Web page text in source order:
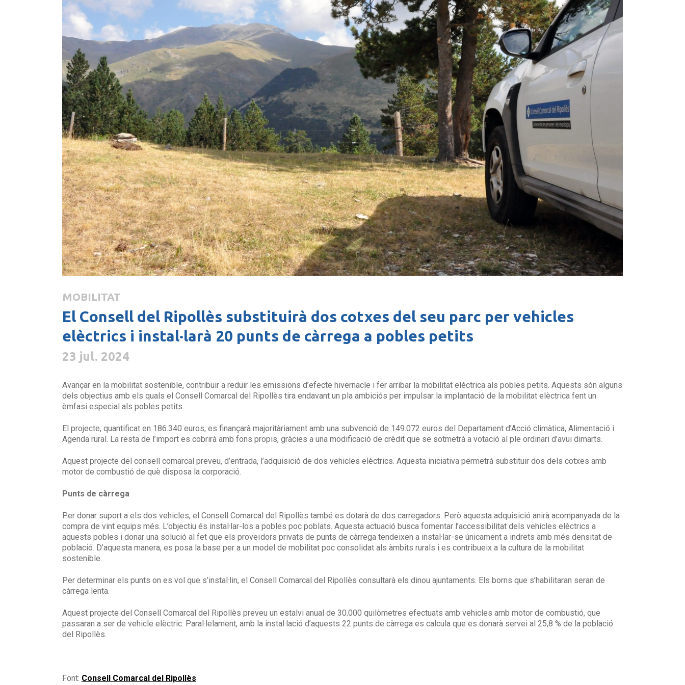
MOBILITAT
El Consell del Ripollès substituirà dos cotxes del seu parc per vehicles
elèctrics i instal·larà 20 punts de càrrega a pobles petits
23 jul. 2024
Avançar en la mobilitat sostenible, contribuir a reduir les emissions d’efecte hivernacle i fer arribar la mobilitat elèctrica als pobles petits. Aquests són alguns
dels objectius amb els quals el Consell Comarcal del Ripollès tira endavant un pla ambiciós per impulsar la implantació de la mobilitat elèctrica fent un
èmfasi especial als pobles petits.
El projecte, quantificat en 186.340 euros, es finançarà majoritàriament amb una subvenció de 149.072 euros del Departament d’Acció climàtica, Alimentació i
Agenda rural. La resta de l’import es cobrirà amb fons propis, gràcies a una modificació de crèdit que se sotmetrà a votació al ple ordinari d’avui dimarts.
Aquest projecte del consell comarcal preveu, d’entrada, l’adquisició de dos vehicles elèctrics. Aquesta iniciativa permetrà substituir dos dels cotxes amb
motor de combustió de què disposa la corporació.
Punts de càrrega
Per donar suport a els dos vehicles, el Consell Comarcal del Ripollès també es dotarà de dos carregadors. Però aquesta adquisició anirà acompanyada de la
compra de vint equips més. L’objectiu és instal·lar-los a pobles poc poblats. Aquesta actuació busca fomentar l’accessibilitat dels vehicles elèctrics a
aquests pobles i donar una solució al fet que els proveïdors privats de punts de càrrega tendeixen a instal·lar-se únicament a indrets amb més densitat de
població. D’aquesta manera, es posa la base per a un model de mobilitat poc consolidat als àmbits rurals i es contribueix a la cultura de la mobilitat
sostenible.
Per determinar els punts on es vol que s’instal·lin, el Consell Comarcal del Ripollès consultarà els dinou ajuntaments. Els borns que s’habilitaran seran de
càrrega lenta.
Aquest projecte del Consell Comarcal del Ripollès preveu un estalvi anual de 30.000 quilòmetres efectuats amb vehicles amb motor de combustió, que
passaran a ser de vehicle elèctric. Paral·lelament, amb la instal·lació d’aquests 22 punts de càrrega es calcula que es donarà servei al 25,8 % de la població
del Ripollès.
Font: Consell Comarcal del Ripollès